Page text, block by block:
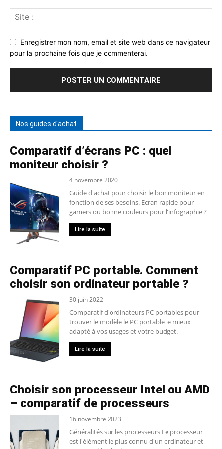
Enregistrer mon nom, email et site web dans ce navigateur
pour la prochaine fois que je commenterai.
Nos guides d'achat
Comparatif d’écrans PC : quel
moniteur choisir ?
4 novembre 2020
Guide d'achat pour choisir le bon moniteur en
fonction de ses besoins. Ecran rapide pour
gamers ou bonne couleurs pour l'infographie ?
Lire la suite
Comparatif PC portable. Comment
choisir son ordinateur portable ?
30 juin 2022
Comparatif d'ordinateurs PC portables pour
trouver le modèle le PC portable le mieux
adapté à vos usages et votre budget.
Lire la suite
Choisir son processeur Intel ou AMD
– comparatif de processeurs
16 novembre 2023
Généralités sur les processeurs Le processeur
est l'élément le plus connu d'un ordinateur et